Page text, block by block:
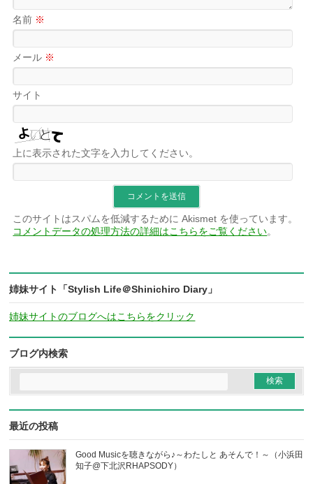
名前 ※
メール ※
サイト
上に表示された文字を入力してください。
このサイトはスパムを低減するために Akismet を使っています。
コメントデータの処理方法の詳細はこちらをご覧ください。
姉妹サイト「Stylish Life＠Shinichiro Diary」
姉妹サイトのブログへはこちらをクリック
ブログ内検索
最近の投稿
Good Musicを聴きながら♪～わたしと あそんで！～（小浜田
知子@下北沢RHAPSODY）